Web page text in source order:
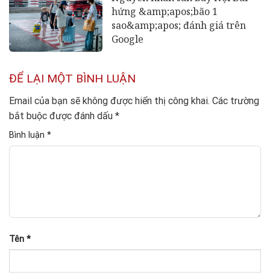
hứng &amp;apos;bão 1
sao&amp;apos; đánh giá trên
Google
ĐỂ LẠI MỘT BÌNH LUẬN
Email của bạn sẽ không được hiển thị công khai. Các trường
bắt buộc được đánh dấu *
Bình luận *
Tên *